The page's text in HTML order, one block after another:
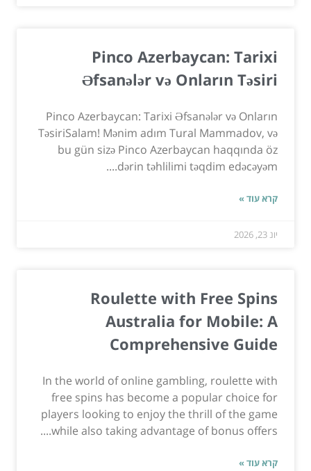
Pinco Azerbaycan: Tarixi
Əfsanələr və Onların Təsiri
Pinco Azerbaycan: Tarixi Əfsanələr və Onların
TəsiriSalam! Mənim adım Tural Mammadov, və
bu gün sizə Pinco Azerbaycan haqqında öz
dərin təhlilimi təqdim edəcəyəm....
קרא עוד »
יונ 23, 2026
Roulette with Free Spins
Australia for Mobile: A
Comprehensive Guide
In the world of online gambling, roulette with
free spins has become a popular choice for
players looking to enjoy the thrill of the game
while also taking advantage of bonus offers....
קרא עוד »